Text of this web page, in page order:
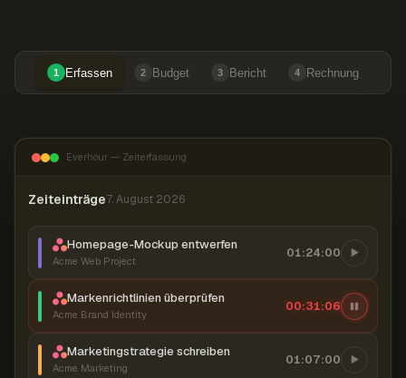
1 Erfassen 2 Budget 3 Bericht 4 Rechnung
Everhour — Zeiterfassung
Zeiteinträge7. August 2026
Homepage-Mockup entwerfen
Acme Web Project
01:24:00
Markenrichtlinien überprüfen
Acme Brand Identity
00:31:07
Marketingstrategie schreiben
Acme Marketing
01:07:00